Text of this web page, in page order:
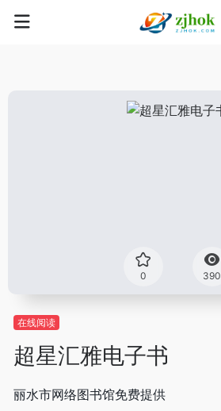
0 390
在线阅读
超星汇雅电子书
丽水市网络图书馆免费提供